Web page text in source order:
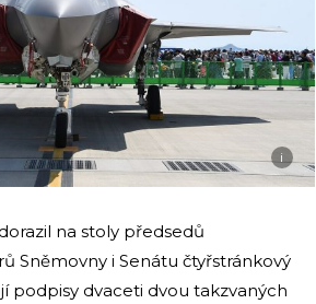
i
na stoly předsedů
Sněmovny i Senátu čtyřstránkový
podpisy dvaceti dvou takzvaných